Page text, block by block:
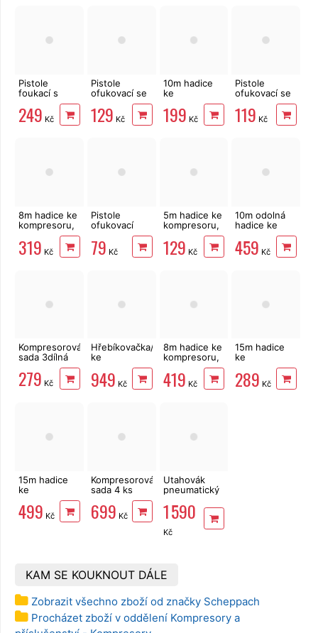
Pistole
foukací s
manometrem
EXTOL
Premium RP
249 Kč
Pistole
ofukovací se
2 tryskami
EXTOL
Premium BP
129 Kč
10m hadice
ke
kompresoru
1/4" EXTOL,
spirálová s
199 Kč
Pistole
ofukovací se
3 tryskami
Gude
119 Kč
8m hadice ke
kompresoru,
1/4", 6/9mm,
EXTOL
Premium
319 Kč
Pistole
ofukovací
Gude BP 200
79 Kč
5m hadice ke
kompresoru,
1/4" Festa,
spirálová s
rychlospojkami
129 Kč
10m odolná
hadice ke
kompresoru
1/4", 6/12 mm
EXTOL
459 Kč
Kompresorová
sada 3dílná
279 Kč
Hřebíkovačka/sponkovačka
ke
kompresoru
Extol
Premium
949 Kč
8m hadice ke
kompresoru,
1/4", 8/12mm,
spirálová
EXTOL
419 Kč
15m hadice
ke
kompresoru,
1/4" Festa,
spirálová s
289 Kč
15m hadice
ke
kompresoru
1/4", 6/9mm,
EXTOL
499 Kč
Kompresorová
sada 4 ks
EXTOL Craft
99303
699 Kč
Utahovák
pneumatický
FORTUM
4795010
1 590
Kč
KAM SE KOUKNOUT DÁLE
Zobrazit všechno zboží od značky Scheppach
Procházet zboží v oddělení Kompresory a